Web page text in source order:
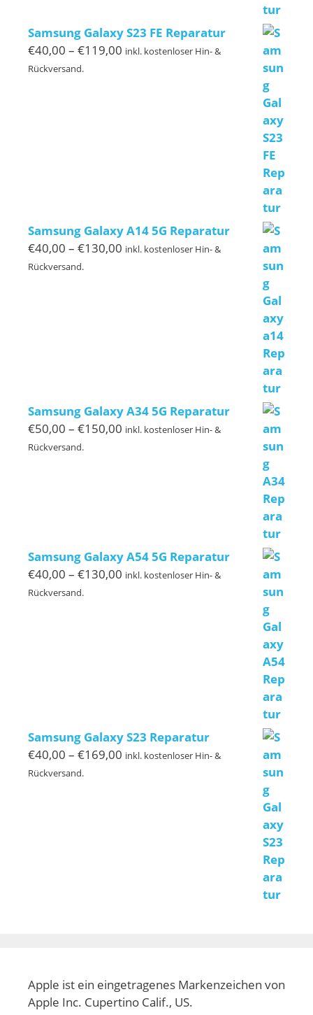
Samsung Galaxy S23 FE Reparatur
€40,00 – €119,00 Preisspanne:
inkl. kostenloser Hin- &
Rückversand.
Samsung Galaxy A14 5G Reparatur
€40,00 – €130,00 Preisspanne:
inkl. kostenloser Hin- &
Rückversand.
Samsung Galaxy A34 5G Reparatur
€50,00 – €150,00 Preisspanne:
inkl. kostenloser Hin- &
Rückversand.
Samsung Galaxy A54 5G Reparatur
€40,00 – €130,00 Preisspanne:
inkl. kostenloser Hin- &
Rückversand.
Samsung Galaxy S23 Reparatur
€40,00 – €169,00 Preisspanne:
inkl. kostenloser Hin- &
Rückversand.
Apple ist ein eingetragenes Markenzeichen von
Apple Inc. Cupertino Calif., US.